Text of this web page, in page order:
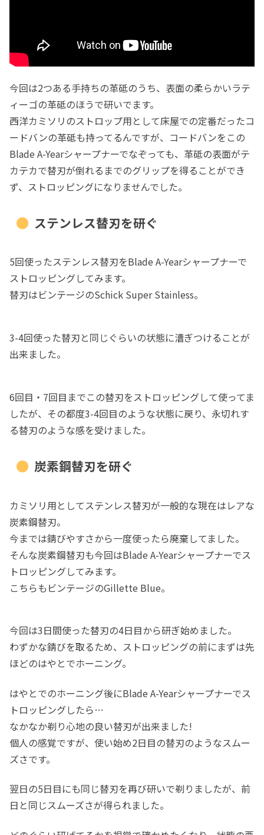
今回は2つある手持ちの革砥のうち、表面の柔らかいラテ
ィーゴの革砥のほうで研いでます。
西洋カミソリのストロップ用として床屋での定番だったコ
ードバンの革砥も持ってるんですが、コードバンをこの
Blade A-Yearシャープナーでなぞっても、革砥の表面がテ
カテカで替刃が倒れるまでのグリップを得ることができ
ず、ストロッピングになりませんでした。
ステンレス替刃を研ぐ
5回使ったステンレス替刃をBlade A-Yearシャープナーで
ストロッピングしてみます。
替刃はビンテージのSchick Super Stainless。
3-4回使った替刃と同じぐらいの状態に漕ぎつけることが
出来ました。
6回目・7回目までこの替刃をストロッピングして使ってま
したが、その都度3-4回目のような状態に戻り、永切れす
る替刃のような感を受けました。
炭素鋼替刃を研ぐ
カミソリ用としてステンレス替刃が一般的な現在はレアな
炭素鋼替刃。
今までは錆びやすさから一度使ったら廃棄してました。
そんな炭素鋼替刃も今回はBlade A-Yearシャープナーでス
トロッピングしてみます。
こちらもビンテージのGillette Blue。
今回は3日間使った替刃の4日目から研ぎ始めました。
わずかな錆びを取るため、ストロッピングの前にまずは先
ほどのはやとでホーニング。
はやとでのホーニング後にBlade A-Yearシャープナーでス
トロッピングしたら…
なかなか剃り心地の良い替刃が出来ました!
個人の感覚ですが、使い始め2日目の替刃のようなスムー
ズさです。
翌日の5日目にも同じ替刃を再び研いで剃りましたが、前
日と同じスムーズさが得られました。